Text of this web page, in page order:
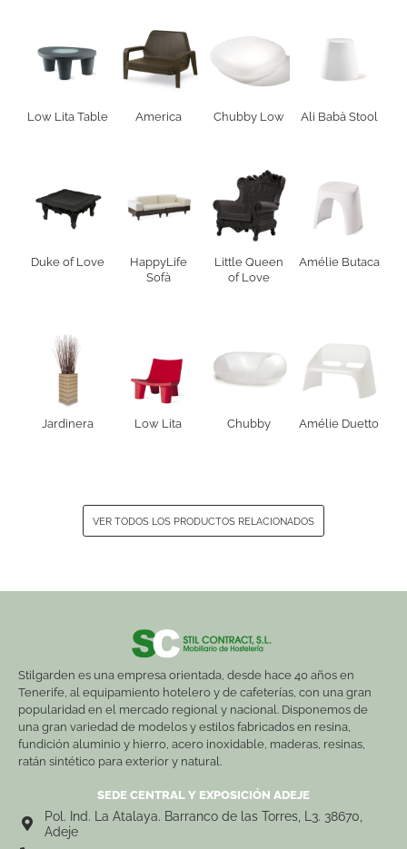
Low Lita Table America Chubby Low Ali Babà Stool
Duke of Love
HappyLife
Sofà
Little Queen
of Love
Amélie Butaca
Jardinera Low Lita Chubby Amélie Duetto
VER TODOS LOS PRODUCTOS RELACIONADOS
Stilgarden es una empresa orientada, desde hace 40 años en
Tenerife, al equipamiento hotelero y de cafeterías, con una gran
popularidad en el mercado regional y nacional. Disponemos de
una gran variedad de modelos y estilos fabricados en resina,
fundición aluminio y hierro, acero inoxidable, maderas, resinas,
ratán sintético para exterior y natural.
SEDE CENTRAL Y EXPOSICIÓN ADEJE
Pol. Ind. La Atalaya. Barranco de las Torres, L3. 38670,
Adeje